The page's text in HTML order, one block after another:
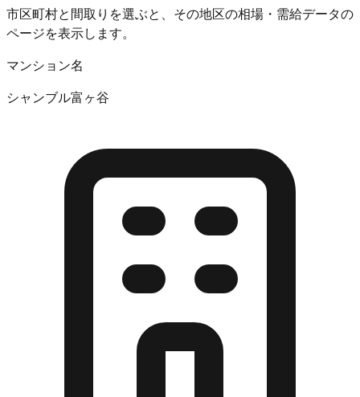
市区町村と間取りを選ぶと、その地区の相場・需給データの
ページを表示します。
マンション名
シャンブル富ヶ谷